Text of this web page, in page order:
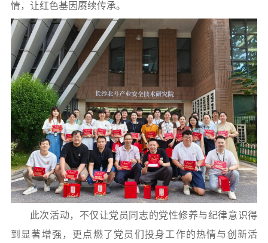
情，让红色基因赓续传承。
此次活动，不仅让党员同志的党性修养与纪律意识得
到显著增强，更点燃了党员们投身工作的热情与创新活